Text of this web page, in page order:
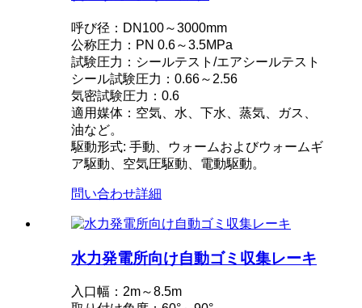
呼び径：DN100～3000mm
公称圧力：PN 0.6～3.5MPa
試験圧力：シールテスト/エアシールテスト
シール試験圧力：0.66～2.56
気密試験圧力：0.6
適用媒体：空気、水、下水、蒸気、ガス、
油など。
駆動形式: 手動、ウォームおよびウォームギ
ア駆動、空気圧駆動、電動駆動。
問い合わせ詳細
水力発電所向け自動ゴミ収集レーキ
入口幅：2m～8.5m